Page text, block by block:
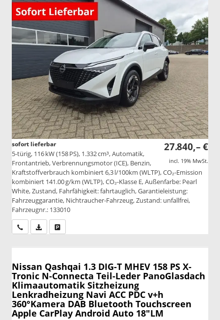
27.840,– €
incl. 19% MwSt.
sofort lieferbar
5-türig, 116 kW (158 PS), 1.332 cm³, Automatik,
Frontantrieb, Verbrennungsmotor (ICE), Benzin,
Kraftstoffverbrauch kombiniert 6,3 l/100km (WLTP), CO₂-Emission
kombiniert 141.00 g/km (WLTP), CO₂-Klasse E, Außenfarbe: Pearl
White, Zustand, Fahrfähigkeit: fahrtauglich, Garantieleistung:
Fahrzeuggarantie, Nichtraucher-Fahrzeug, Zustand: unfallfrei,
Fahrzeugnr.: 133010
Wir rufen Sie anPDF-Datei, Fahrzeugexposé drucken
Nissan Qashqai 1.3 DIG-T MHEV 158 PS X-
Tronic N-Connecta Teil-Leder PanoGlasdach
Klimaautomatik Sitzheizung
Lenkradheizung Navi ACC PDC v+h
360°Kamera DAB Bluetooth Touchscreen
Apple CarPlay Android Auto 18"LM